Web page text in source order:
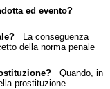
ed evento?
La conseguenza
della norma penale
Quando, in
prostituzione